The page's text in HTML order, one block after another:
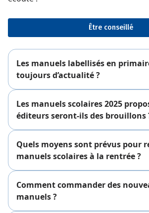
Être conseillé
Les manuels labellisés en
toujours d’actualité ?
Les manuels scolaires 2025
éditeurs seront-ils des brouillons
Quels moyens sont prévus pour
manuels scolaires à la rentrée ?
Comment commander des
manuels ?